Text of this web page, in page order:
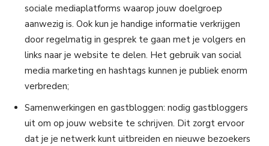
sociale mediaplatforms waarop jouw doelgroep
aanwezig is. Ook kun je handige informatie verkrijgen
door regelmatig in gesprek te gaan met je volgers en
links naar je website te delen. Het gebruik van social
media marketing en hashtags kunnen je publiek enorm
verbreden;
Samenwerkingen en gastbloggen: nodig gastbloggers
uit om op jouw website te schrijven. Dit zorgt ervoor
dat je je netwerk kunt uitbreiden en nieuwe bezoekers